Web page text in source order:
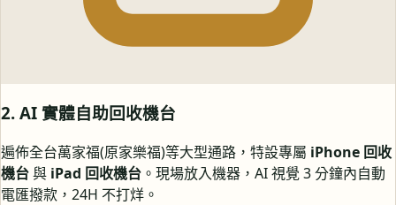
2. AI 實體自助回收機台
遍佈全台萬家福(原家樂福)等大型通路，特設專屬 iPhone 回收
機台與 iPad 回收機台 。現場放入機器，AI 視覺 3 分鐘內自動
電匯撥款，24H 不打烊。